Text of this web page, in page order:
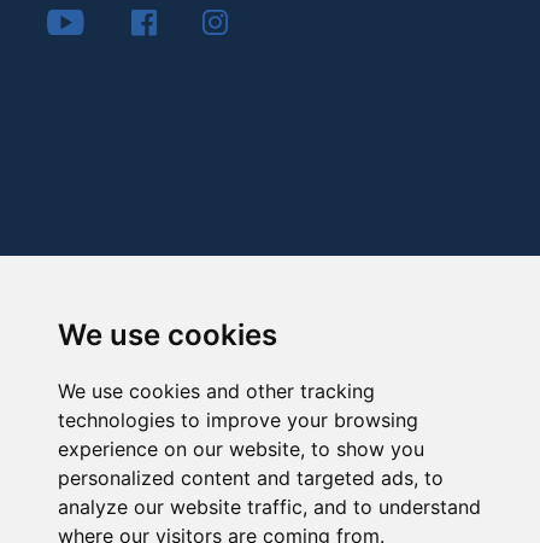
We use cookies
We use cookies and other tracking
technologies to improve your browsing
experience on our website, to show you
personalized content and targeted ads, to
analyze our website traffic, and to understand
where our visitors are coming from.